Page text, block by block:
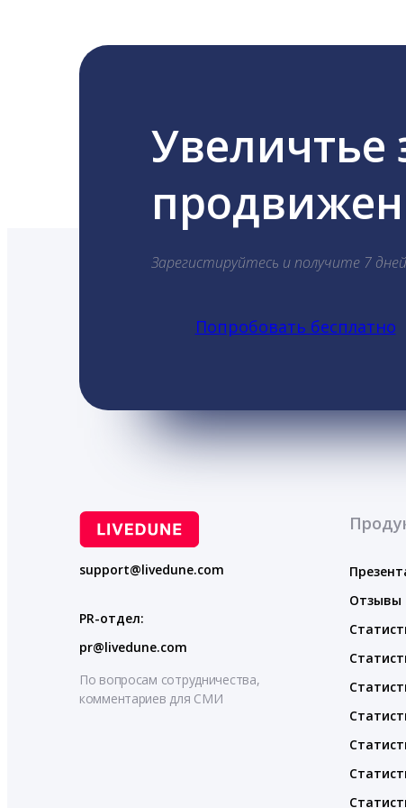
Увеличтье
Зарегистируйтесь и получите 7
Попробовать бесплатно
support@livedune.com
PR-отдел:
pr@livedune.com
По вопросам сотрудничества,
комментариев для СМИ
Отзывы